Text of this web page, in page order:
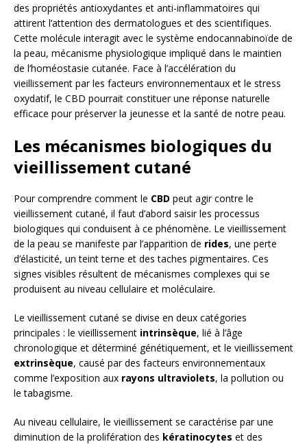
des propriétés antioxydantes et anti-inflammatoires qui
attirent l’attention des dermatologues et des scientifiques.
Cette molécule interagit avec le système endocannabinoïde de
la peau, mécanisme physiologique impliqué dans le maintien
de l’homéostasie cutanée. Face à l’accélération du
vieillissement par les facteurs environnementaux et le stress
oxydatif, le CBD pourrait constituer une réponse naturelle
efficace pour préserver la jeunesse et la santé de notre peau.
Les mécanismes biologiques du
vieillissement cutané
Pour comprendre comment le CBD peut agir contre le
vieillissement cutané, il faut d’abord saisir les processus
biologiques qui conduisent à ce phénomène. Le vieillissement
de la peau se manifeste par l’apparition de rides, une perte
d’élasticité, un teint terne et des taches pigmentaires. Ces
signes visibles résultent de mécanismes complexes qui se
produisent au niveau cellulaire et moléculaire.
Le vieillissement cutané se divise en deux catégories
principales : le vieillissement intrinsèque, lié à l’âge
chronologique et déterminé génétiquement, et le vieillissement
extrinsèque, causé par des facteurs environnementaux
comme l’exposition aux rayons ultraviolets, la pollution ou
le tabagisme.
Au niveau cellulaire, le vieillissement se caractérise par une
diminution de la prolifération des kératinocytes et des